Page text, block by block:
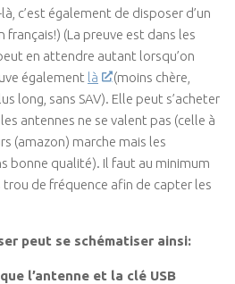
c’est également de disposer d’un
français!) (La preuve est dans les
en attendre autant lorsqu’on
également là
(moins chère,
long, sans SAV). Elle peut s’acheter
antennes ne se valent pas (celle à
(amazon) marche mais les
bonne qualité). Il faut au minimum
trou de fréquence afin de capter les
peut se schématiser ainsi:
l’antenne et la clé USB